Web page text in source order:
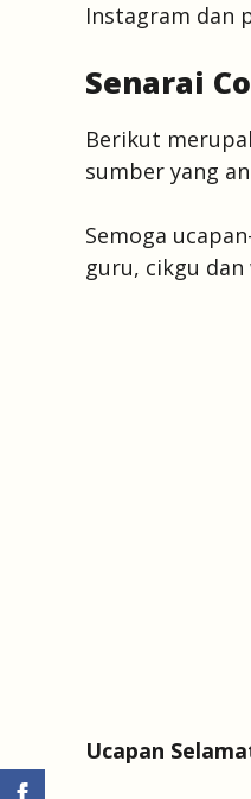
Instagram dan
Senarai
Berikut
sumber yang
Semoga
guru, cikgu
Ucapan